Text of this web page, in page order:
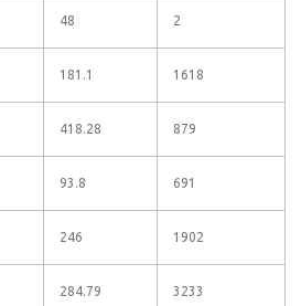
48 2
181.1 1618
418.28 879
93.8 691
246 1902
284.79 3233